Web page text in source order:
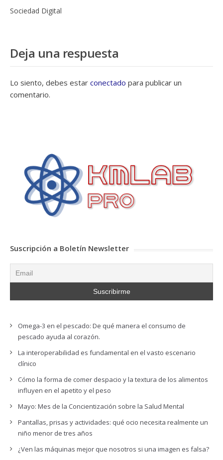
Sociedad Digital
Deja una respuesta
Lo siento, debes estar conectado para publicar un
comentario.
Suscripción a Boletín Newsletter
Omega-3 en el pescado: De qué manera el consumo de
pescado ayuda al corazón.
La interoperabilidad es fundamental en el vasto escenario
clínico
Cómo la forma de comer despacio y la textura de los alimentos
influyen en el apetito y el peso
Mayo: Mes de la Concientización sobre la Salud Mental
Pantallas, prisas y actividades: qué ocio necesita realmente un
niño menor de tres años
¿Ven las máquinas mejor que nosotros si una imagen es falsa?